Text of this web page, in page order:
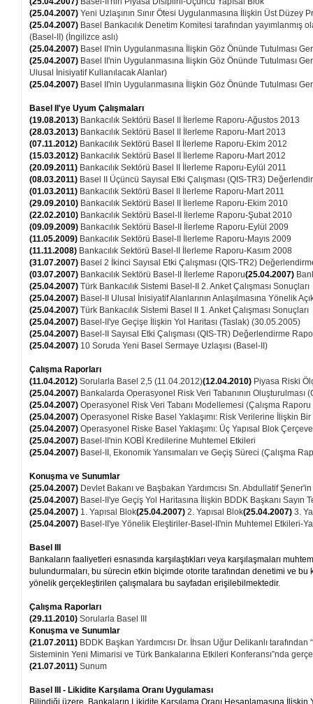
(25.04.2007) Yeni Uzlaşının Sınır Ötesi Uygulanmasına İlişkin Üst Düzey
(25.04.2007) Basel Bankacılık Denetim Komitesi tarafından yayımlanmış
(Basel-II) (İngilizce aslı)
(25.04.2007) Basel II'nin Uygulanmasına İlişkin Göz Önünde Tutulması
(25.04.2007) Basel II'nin Uygulanmasına İlişkin Göz Önünde Tutulması
Ulusal İnisiyatif Kullanılacak Alanlar)
(25.04.2007) Basel II'nin Uygulanmasına İlişkin Göz Önünde Tutulması
Basel II'ye Uyum Çalışmaları
(19.08.2013) Bankacılık Sektörü Basel II İlerleme Raporu-Ağustos 2013
(28.03.2013) Bankacılık Sektörü Basel II İlerleme Raporu-Mart 2013
(07.11.2012) Bankacılık Sektörü Basel II İlerleme Raporu-Ekim 2012
(15.03.2012) Bankacılık Sektörü Basel II İlerleme Raporu-Mart 2012
(20.09.2011) Bankacılık Sektörü Basel II İlerleme Raporu-Eylül 2011
(08.03.2011) Basel II Üçüncü Sayısal Etki Çalışması (QIS-TR3)
(01.03.2011) Bankacılık Sektörü Basel II İlerleme Raporu-Mart 2011
(29.09.2010) Bankacılık Sektörü Basel II İlerleme Raporu-Ekim 2010
(22.02.2010) Bankacılık Sektörü Basel-II İlerleme Raporu-Şubat 2010
(09.09.2009) Bankacılık Sektörü Basel-II İlerleme Raporu-Eylül 2009
(11.05.2009) Bankacılık Sektörü Basel-II İlerleme Raporu-Mayıs 2009
(11.11.2008) Bankacılık Sektörü Basel-II İlerleme Raporu-Kasım 2008
(31.07.2007) Basel 2 İkinci Sayısal Etki Çalışması (QIS-TR2)
(03.07.2007) Bankacılık Sektörü Basel-II İlerleme Raporu(25.04.2007)
(25.04.2007) Türk Bankacılık Sistemi Basel-II 2. Anket Çalışması Sonuçları
(25.04.2007) Basel-II Ulusal İnisiyatif Alanlarının Anlaşılmasına Yönelik
(25.04.2007) Türk Bankacılık Sistemi Basel II 1. Anket Çalışması Sonuçları
(25.04.2007) Basel-II'ye Geçişe İlişkin Yol Haritası (Taslak) (30.05.2005)
(25.04.2007) Basel-II Sayısal Etki Çalışması (QIS-TR) Değerlendirme
(25.04.2007) 10 Soruda Yeni Basel Sermaye Uzlaşısı (Basel-II)
Çalışma Raporları
(11.04.2012) Sorularla Basel 2,5 (11.04.2012)(12.04.2010) Piyasa Riski
(25.04.2007) Bankalarda Operasyonel Risk Veri Tabanının Oluşturulması
(25.04.2007) Operasyonel Risk Veri Tabanı Modellemesi (Çalışma
(25.04.2007) Operasyonel Riske Basel Yaklaşımı: Risk Verilerine İlişkin
(25.04.2007) Operasyonel Riske Basel Yaklaşımı: Üç Yapısal Blok
(25.04.2007) Basel-II'nin KOBİ Kredilerine Muhtemel Etkileri
(25.04.2007) Basel-II, Ekonomik Yansımaları ve Geçiş Süreci (Çalışma
Konuşma ve Sunumlar
(25.04.2007) Devlet Bakanı ve Başbakan Yardımcısı Sn. Abdullatif
(25.04.2007) Basel-II'ye Geçiş Yol Haritasına İlişkin BDDK Başkanı Sayın
(25.04.2007) 1. Yapısal Blok(25.04.2007) 2. Yapısal Blok(25.04.2007) 3.
(25.04.2007) Basel-II'ye Yönelik Eleştiriler-Basel-II'nin Muhtemel Etkileri-
Basel III
Bankaların faaliyetleri esnasında karşılaştıkları veya karşılaşmaları
bulundurmaları, bu sürecin etkin biçimde otorite tarafından denetimi ve bu
yönelik gerçekleştirilen çalışmalara bu sayfadan erişilebilmektedir.
Çalışma Raporları
(29.11.2010) Sorularla Basel III
Konuşma ve Sunumlar
(21.07.2011) BDDK Başkan Yardımcısı Dr. İhsan Uğur Delikanlı
Sisteminin Yeni Mimarisi ve Türk Bankalarına Etkileri Konferansı”nda
(21.07.2011) Sunum
Basel III - Likidite Karşılama Oranı Uygulaması
Bilindiği üzere, Bankaların Likidite Karşılama Oranı Hesaplamasına